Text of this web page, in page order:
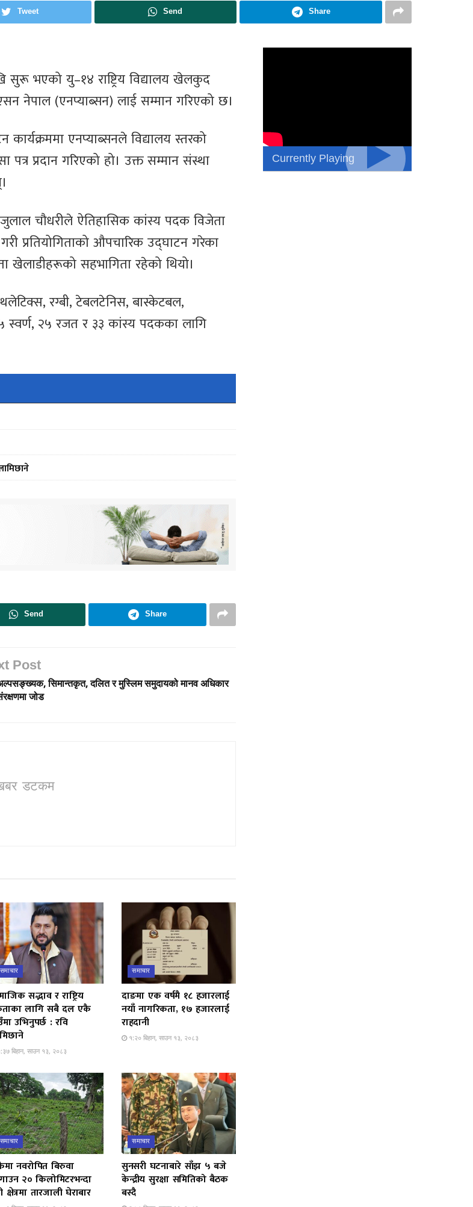
Tweet Send Share
सुरू भएको यु–१४ राष्ट्रिय विद्यालय खेलकुद
नेपाल (एनप्याब्सन) लाई सम्मान गरिएको छ।
एनप्याब्सनले विद्यालय स्तरको
प्रदान गरिएको हो। उक्त सम्मान संस्था
चौधरीले ऐतिहासिक कांस्य पदक विजेता
प्रतियोगिताको औपचारिक उद्घाटन गरेका
खेलाडीहरूको सहभागिता रहेको थियो।
रग्बी, टेबलटेनिस, बास्केटबल,
स्वर्ण, २५ रजत र ३३ कांस्य पदकका लागि
Send Share
Post
सिमान्तकृत, दलित र मुस्लिम समुदायको मानव अधिकार
जोड
डटकम
समाचार
सद्भाव र राष्ट्रिय
लागि सबै दल एकै
उभिनुपर्छ : रवि
बिहान, साउन १३, २०८३
समाचार
दाङमा एक वर्षमै १८ हजारलाई
नयाँ नागरिकता, १७ हजारलाई
राहदानी
१:२० बिहान, साउन १३, २०८३
समाचार
नवरोपित बिरुवा
२० किलोमिटरभन्दा
क्षेत्रमा तारजाली घेराबार
समाचार
सुनसरी घटनाबारे साँझ ५ बजे
केन्द्रीय सुरक्षा समितिको बैठक
बस्दै
Currently Playing